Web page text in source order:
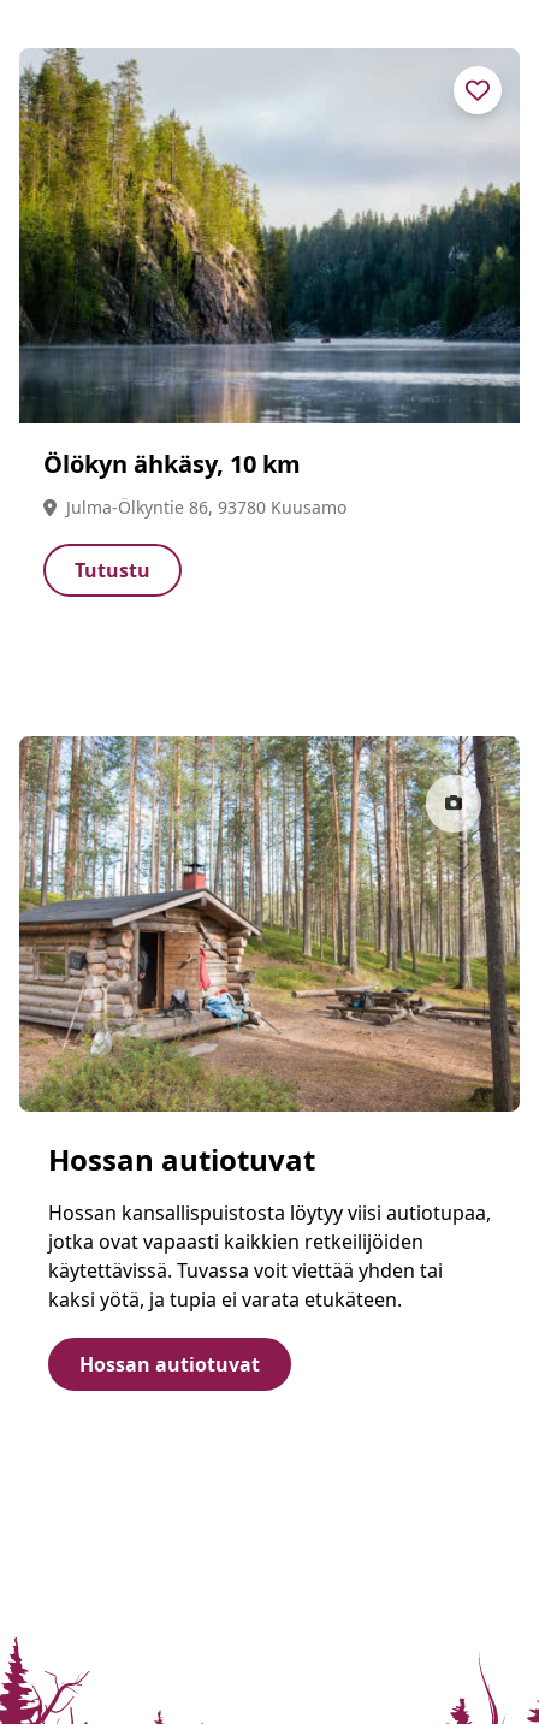
Ölökyn ähkäsy, 10 km
Julma-Ölkyntie 86, 93780 Kuusamo
Tutustu
Hossan autiotuvat
Hossan kansallispuistosta löytyy viisi autiotupaa,
jotka ovat vapaasti kaikkien retkeilijöiden
käytettävissä. Tuvassa voit viettää yhden tai
kaksi yötä, ja tupia ei varata etukäteen.
Hossan autiotuvat